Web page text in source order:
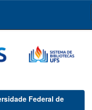
Federal de